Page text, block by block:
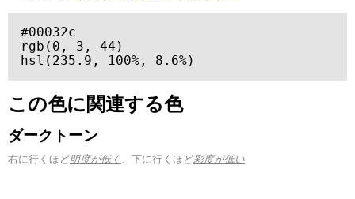
#00032c
rgb(0, 3, 44)
hsl(235.9, 100%, 8.6%)
この色に関連する色
ダークトーン
右に行くほど明度が低く 、下に行くほど彩度が低い